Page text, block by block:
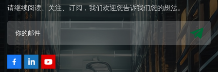
请继续阅读、关注、订阅，我们欢迎您告诉我们您的想法。